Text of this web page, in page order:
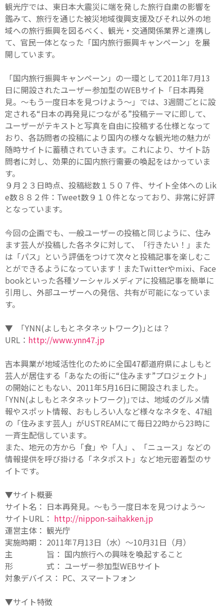
観光庁では、東日本大震災に端を発した旅行自粛の影響を
鑑みて、旅行を通じた被災地域復興支援及びそれ以外の地
域への旅行振興を図るべく、観光・交通関係業界と連携し
て、官民一体となった「国内旅行振興キャンペーン」を展
開しています。
「国内旅行振興キャンペーン」の一環として2011年7月13
日に開設されたユーザー参加型のWEBサイト「日本再発
見。～もう一度日本を見つけよう～」では、3週間ごとに設
定される“日本の再発見につながる”投稿テーマに即して、
ユーザーがテキストと写真を自由に投稿する仕様となって
おり、各訪問者の投稿により国内の様々な観光地の魅力が
随時サイトに蓄積されていきます。これにより、サイト訪
問者に対し、効果的に国内旅行需要の喚起をはかっていま
す。
９月２３日時点、投稿総数１５０７件、サイト全体への Lik
e数８８２件：Tweet数９１０件となっており、非常に好評
となっています。
今回の企画でも、一般ユーザーの投稿と同じように、住み
ます芸人が投稿した各ネタに対して、「行きたい！」また
は「パス」という評価をつけて次々と投稿記事を楽しむこ
とができるようになっています！またTwitterやmixi、Face
bookといった各種ソーシャルメディアに投稿記事を簡単に
引用し、外部ユーザーへの発信、共有が可能になっていま
す。
▼ ｢YNN(よしもとネタネットワーク)｣とは？
URL： http://www.ynn47.jp
吉本興業が地域活性化のために全国47都道府県によしもと
芸人が居住する「あなたの街に“住みます”プロジェクト」
の開始にともない、2011年5月16日に開設されました。
｢YNN(よしもとネタネットワーク)｣では、地域のグルメ情
報やスポット情報、おもしろい人など様々なネタを、47組
の「住みます芸人」がUSTREAMにて毎日22時から23時に
一斉生配信しています。
また、地元の方から「食」や「人」、「ニュース」などの
情報提供を呼び掛ける「ネタポスト」など地元密着型のサ
イトです。
▼サイト概要
サイト名： 日本再発見。～もう一度日本を見つけよう～
サイトURL： http://nippon-saihakken.jp
運営主体： 観光庁
実施時期： 2011年7月13日（水）～10月31日（月）
主 旨： 国内旅行への興味を喚起すること
形 式： ユーザー参加型WEBサイト
対象デバイス： PC、スマートフォン
▼サイト特徴